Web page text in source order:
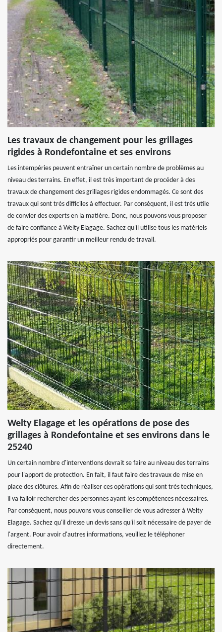
Les travaux de changement pour les grillages
rigides à Rondefontaine et ses environs
Les intempéries peuvent entraîner un certain nombre de problèmes au
niveau des terrains. En effet, il est très important de procéder à des
travaux de changement des grillages rigides endommagés. Ce sont des
travaux qui sont très difficiles à effectuer. Par conséquent, il est très utile
de convier des experts en la matière. Donc, nous pouvons vous proposer
de faire confiance à Welty Elagage. Sachez qu'il utilise tous les matériels
appropriés pour garantir un meilleur rendu de travail.
Welty Elagage et les opérations de pose des
grillages à Rondefontaine et ses environs dans le
25240
Un certain nombre d'interventions devrait se faire au niveau des terrains
pour l'apport de protection. En fait, il faut faire des travaux de mise en
place des clôtures. Afin de réaliser ces opérations qui sont très techniques,
il va falloir rechercher des personnes ayant les compétences nécessaires.
Par conséquent, nous pouvons vous conseiller de vous adresser à Welty
Elagage. Sachez qu'il dresse un devis sans qu'il soit nécessaire de payer de
l'argent. Pour avoir d'autres informations, veuillez le téléphoner
directement.